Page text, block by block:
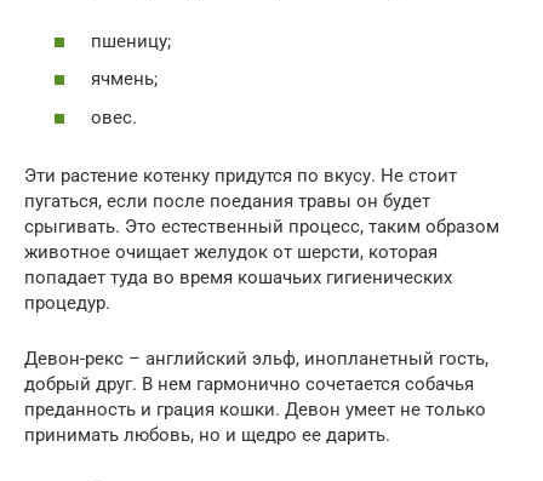
пшеницу;
ячмень;
овес.
Эти растение котенку придутся по вкусу. Не стоит
пугаться, если после поедания травы он будет
срыгивать. Это естественный процесс, таким образом
животное очищает желудок от шерсти, которая
попадает туда во время кошачьих гигиенических
процедур.
Девон-рекс – английский эльф, инопланетный гость,
добрый друг. В нем гармонично сочетается собачья
преданность и грация кошки. Девон умеет не только
принимать любовь, но и щедро ее дарить.